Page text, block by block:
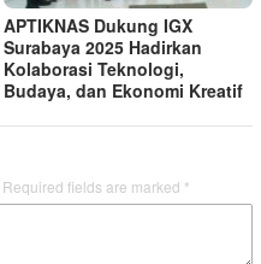
APTIKNAS Dukung IGX
Surabaya 2025 Hadirkan
Kolaborasi Teknologi,
Budaya, dan Ekonomi Kreatif
Required fields are marked *